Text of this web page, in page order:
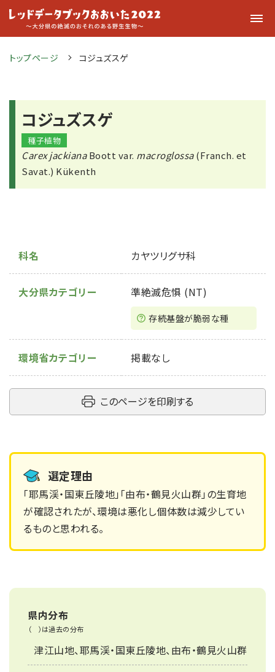
トップページ コジュズスゲ
コジュズスゲ
種子植物
Carex jackianaBoott var. macroglossa(Franch. et
Savat.) Kükenth
科名 カヤツリグサ科
大分県カテゴリー 準絶滅危惧 (NT)
存続基盤が脆弱な種
環境省カテゴリー 掲載なし
このページを印刷する
選定理由
「耶馬渓・国東丘陵地」「由布・鶴見火山群」の生育地
が確認されたが、環境は悪化し個体数は減少してい
るものと思われる。
県内分布
（ ）は過去の分布
津江山地、耶馬渓・国東丘陵地、由布・鶴見火山群